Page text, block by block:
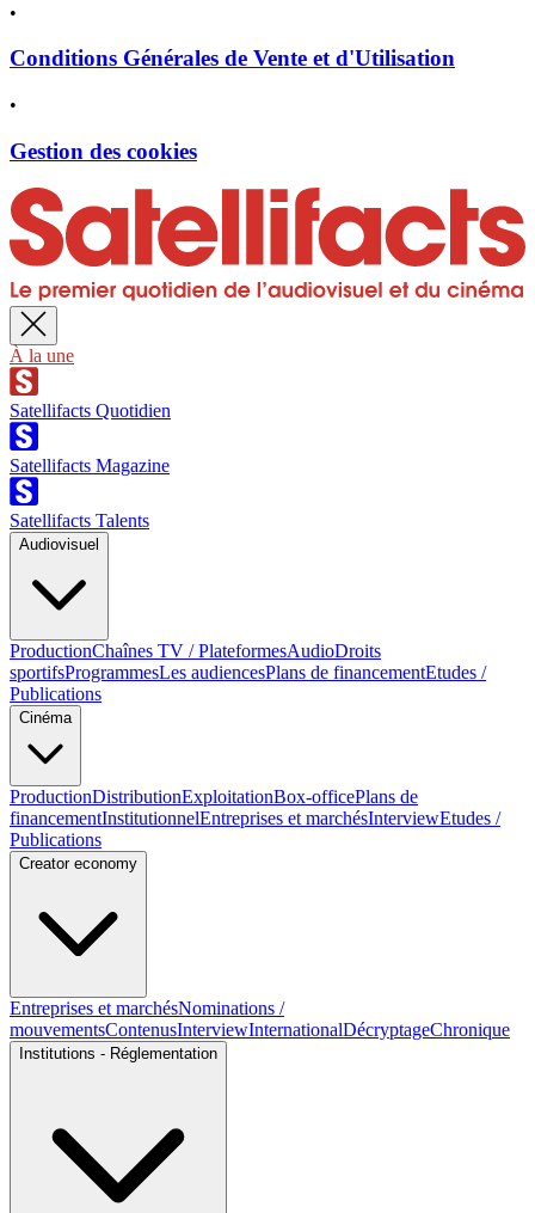
•
Conditions Générales de Vente et d'Utilisation
•
Gestion des cookies
À la une
Satellifacts Quotidien
Satellifacts Magazine
Satellifacts Talents
Audiovisuel
ProductionChaînes TV / PlateformesAudioDroits
sportifsProgrammesLes audiencesPlans de financementEtudes /
Publications
Cinéma
ProductionDistributionExploitationBox-officePlans de
financementInstitutionnelEntreprises et marchésInterviewEtudes /
Publications
Creator economy
Entreprises et marchésNominations /
mouvementsContenusInterviewInternationalDécryptageChronique
Institutions - Réglementation